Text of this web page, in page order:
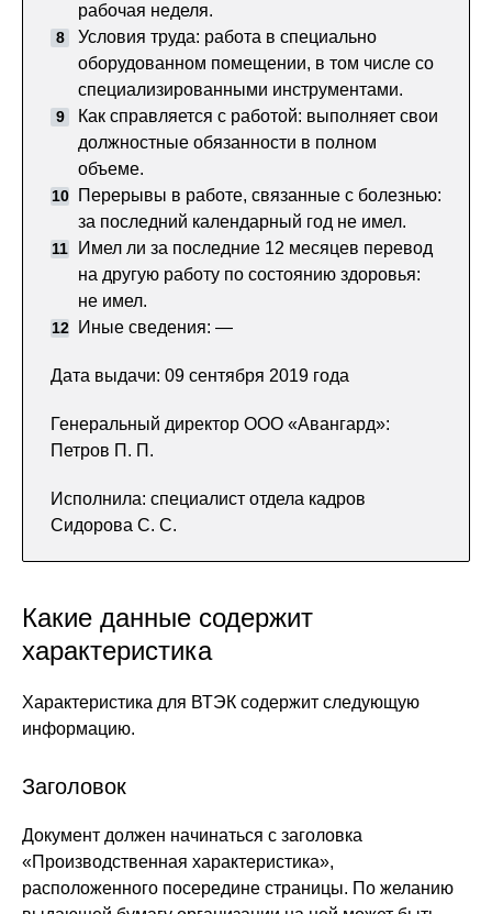
рабочая неделя.
Условия труда: работа в специально
оборудованном помещении, в том числе со
специализированными инструментами.
Как справляется с работой: выполняет свои
должностные обязанности в полном
объеме.
Перерывы в работе, связанные с болезнью:
за последний календарный год не имел.
Имел ли за последние 12 месяцев перевод
на другую работу по состоянию здоровья:
не имел.
Иные сведения: —
Дата выдачи: 09 сентября 2019 года
Генеральный директор ООО «Авангард»:
Петров П. П.
Исполнила: специалист отдела кадров
Сидорова С. С.
Какие данные содержит
характеристика
Характеристика для ВТЭК содержит следующую
информацию.
Заголовок
Документ должен начинаться с заголовка
«Производственная характеристика»,
расположенного посередине страницы. По желанию